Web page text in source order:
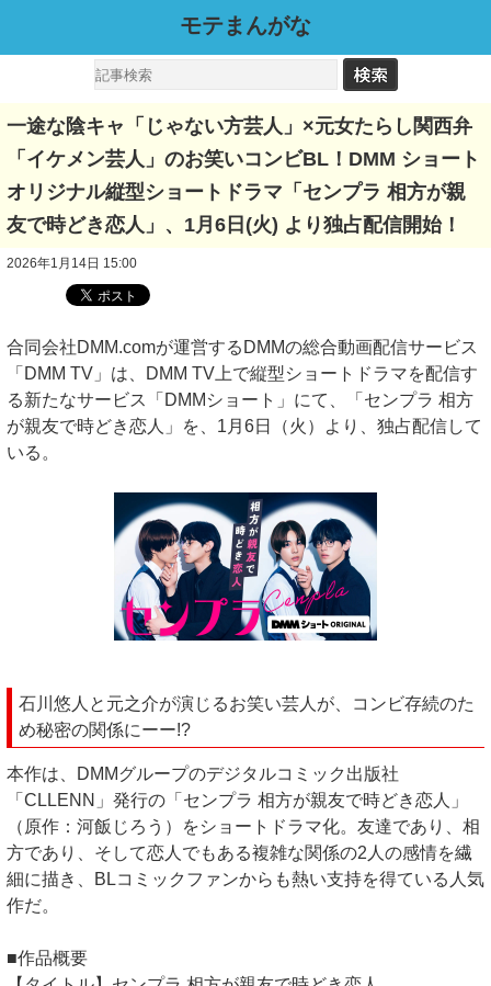
モテまんがな
一途な陰キャ「じゃない方芸人」×元女たらし関西弁
「イケメン芸人」のお笑いコンビBL！DMM ショート
オリジナル縦型ショートドラマ「センプラ 相方が親
友で時どき恋人」、1月6日(火) より独占配信開始！
2026年1月14日 15:00
合同会社DMM.comが運営するDMMの総合動画配信サービス
「DMM TV」は、DMM TV上で縦型ショートドラマを配信す
る新たなサービス「DMMショート」にて、「センプラ 相方
が親友で時どき恋人」を、1月6日（火）より、独占配信して
いる。
石川悠人と元之介が演じるお笑い芸人が、コンビ存続のた
め秘密の関係にーー!?
本作は、DMMグループのデジタルコミック出版社
「CLLENN」発行の「センプラ 相方が親友で時どき恋人」
（原作：河飯じろう）をショートドラマ化。友達であり、相
方であり、そして恋人でもある複雑な関係の2人の感情を繊
細に描き、BLコミックファンからも熱い支持を得ている人気
作だ。
■作品概要